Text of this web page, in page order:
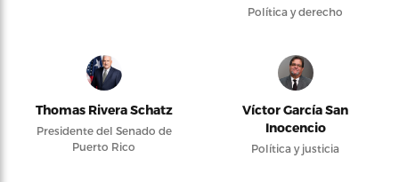
Política y derecho
Thomas Rivera Schatz
Presidente del Senado de
Puerto Rico
Víctor García San
Inocencio
Política y justicia